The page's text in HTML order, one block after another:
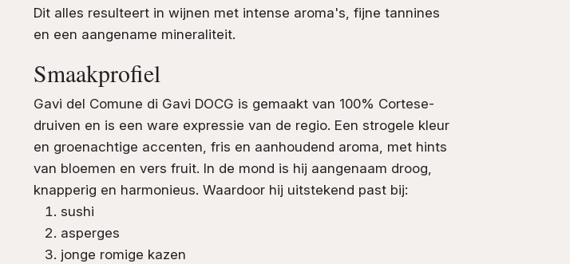
Dit alles resulteert in wijnen met intense aroma's, fijne tannines
en een aangename mineraliteit.
Smaakprofiel
Gavi del Comune di Gavi DOCG is gemaakt van 100% Cortese-
druiven en is een ware expressie van de regio. Een strogele kleur
en groenachtige accenten, fris en aanhoudend aroma, met hints
van bloemen en vers fruit. In de mond is hij aangenaam droog,
knapperig en harmonieus. Waardoor hij uitstekend past bij:
sushi
asperges
jonge romige kazen